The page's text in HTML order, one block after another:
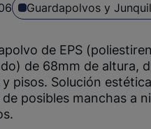
Guardapolvos y
de EPS
de 68mm de altura,
y pisos. Solución
posibles manchas a